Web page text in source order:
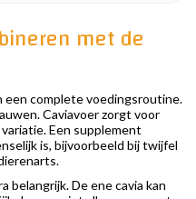
met de
complete voedingsroutine.
Caviavoer zorgt voor
Een supplement
is, bijvoorbeeld bij twijfel
belangrijk. De ene cavia kan